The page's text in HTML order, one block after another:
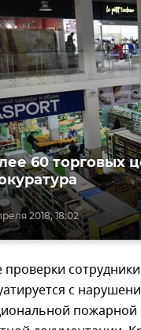
2018, 18:02
60 торговых
проверки
с
пожарной